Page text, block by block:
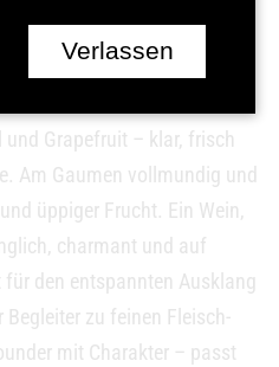
Grapefruit – klar, frisch
Am Gaumen vollmundig und
üppiger Frucht. Ein Wein,
charmant und auf
den entspannten Ausklang
Begleiter zu feinen Fleisch-
mit Charakter – passt
Verlassen